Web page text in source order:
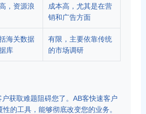
，资源浪
成本高，尤其是在营
销和广告方面
海关数据
库
有限，主要依靠传统
的市场调研
获取难题阻碍您了。AB客快速客户
的工具，能够彻底改变您的业务。